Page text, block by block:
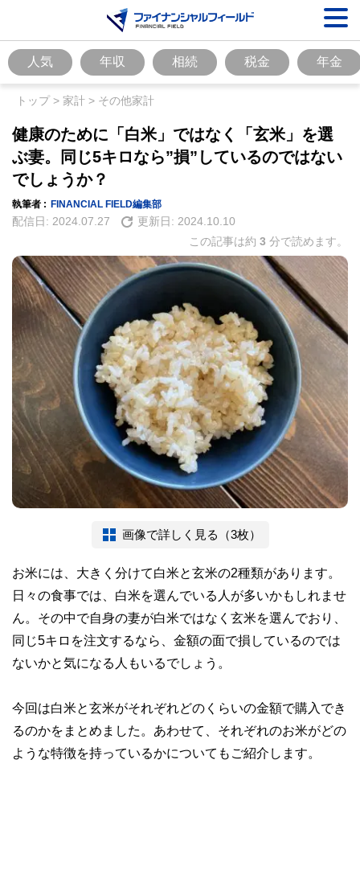
人気 年収 相続 税金 年金
トップ> 家計 > その他家計
健康のために「白米」ではなく「玄米」を選
ぶ妻。同じ5キロなら”損”しているのではない
でしょうか？
執筆者 : FINANCIAL FIELD編集部
配信日: 2024.07.27 更新日: 2024.10.10
この記事は約 3 分で読めます。
画像で詳しく見る（3枚）
お米には、大きく分けて白米と玄米の2種類があります。
日々の食事では、白米を選んでいる人が多いかもしれませ
ん。その中で自身の妻が白米ではなく玄米を選んでおり、
同じ5キロを注文するなら、金額の面で損しているのでは
ないかと気になる人もいるでしょう。
今回は白米と玄米がそれぞれどのくらいの金額で購入でき
るのかをまとめました。あわせて、それぞれのお米がどの
ような特徴を持っているかについてもご紹介します。